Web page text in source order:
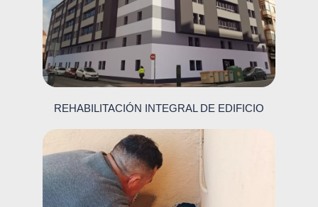
REHABILITACIÓN INTEGRAL DE EDIFICIO